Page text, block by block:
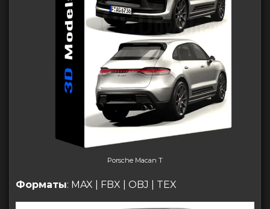
Porsche Macan T
Форматы: MAX | FBX | OBJ | TEX